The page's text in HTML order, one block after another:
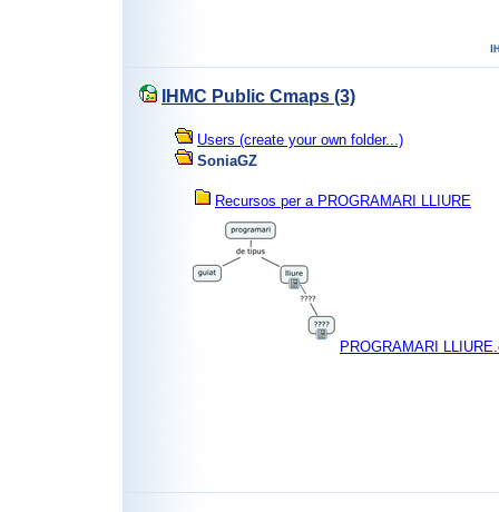
IHMC Public Cmaps (3)
Users (create your own folder...)
SoniaGZ
Recursos per a PROGRAMARI LLIURE
PROGRAMARI